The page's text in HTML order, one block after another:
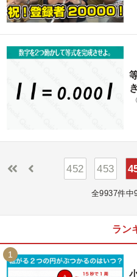
452 453
全9937件中
ラン
1